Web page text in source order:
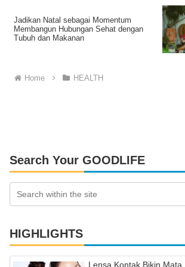
Jadikan Natal sebagai Momentum
Membangun Hubungan Sehat dengan
Tubuh dan Makanan
Home HEALTH
Search Your GOODLIFE
HIGHLIGHTS
Lensa Kontak Bikin